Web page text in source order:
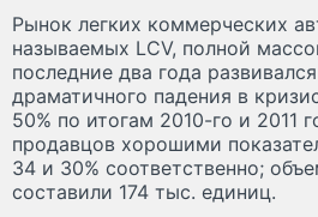
Рынок легких коммерческих
называемых LCV, полной
последние два года
драматичного падения в
50% по итогам 2010-го и 2011
продавцов хорошими
34 и 30% соответственно;
составили 174 тыс. единиц.